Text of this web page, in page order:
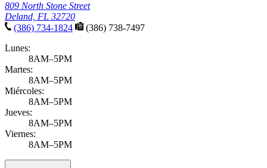
809 North Stone Street
Deland, FL 32720
(386) 734-1824
(386) 738-7497
Lunes:
8AM–5PM
Martes:
8AM–5PM
Miércoles:
8AM–5PM
Jueves:
8AM–5PM
Viernes:
8AM–5PM